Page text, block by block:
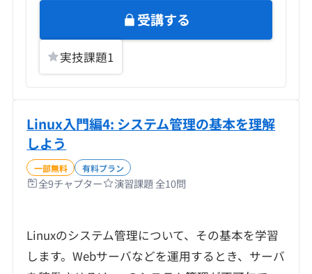
受講する
実技課題1
Linux入門編4: システム管理の基本を理解
しよう
全9チャプター 演習課題 全10問
一部無料 有料プラン
Linuxのシステム管理について、その基本を学習
します。Webサーバなどを運用するとき、サーバ